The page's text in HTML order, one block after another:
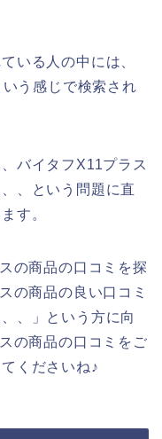
いる人の中には、
う感じで検索され
バイタフX11プラス
、という問題に直
す。
の商品の口コミを探
の商品の良い口コミ
、」という方に向
の商品の口コミをご
くださいね♪